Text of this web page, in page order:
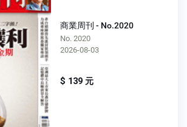
商業周刊 - No.2020
No. 2020
2026-08-03
$ 139 元